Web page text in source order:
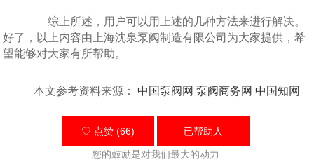
综上所述，用户可以用上述的几种方法来进行解决。
好了，以上内容由上海沈泉泵阀制造有限公司为大家提供，希
望能够对大家有所帮助。
本文参考资料来源： 中国泵阀网 泵阀商务网 中国知网
♡ 点赞 (66) 已帮助 人
您的鼓励是对我们最大的动力